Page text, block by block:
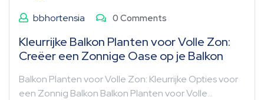
bbhortensia 0 Comments
Kleurrijke Balkon Planten voor Volle Zon:
Creëer een Zonnige Oase op je Balkon
Balkon Planten voor Volle Zon: Kleurrijke Opties voor
een Zonnig Balkon Balkon Planten voor Volle…